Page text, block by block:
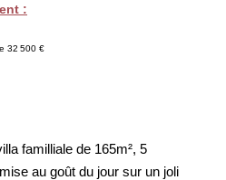
:
32 500 €
familliale de 165m², 5
au goût du jour sur un joli